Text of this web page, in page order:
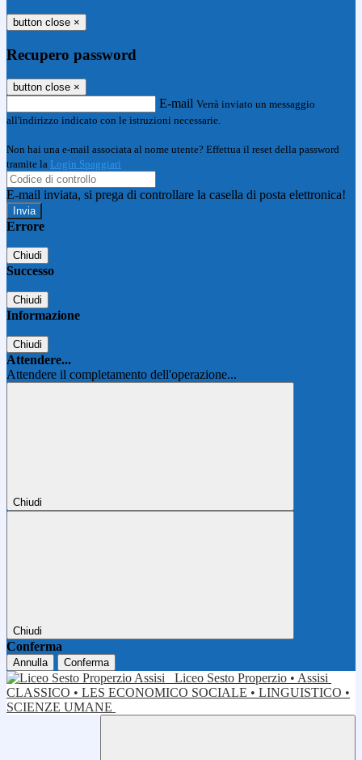
button close ×
Recupero password
button close ×
E-mail Verrà inviato un messaggio
all'indirizzo indicato con le istruzioni necessarie.
Non hai una e-mail associata al nome utente? Effettua il reset della password
tramite la Login Spaggiari
E-mail inviata, si prega di controllare la casella di posta elettronica!
Errore
Chiudi
Successo
Chiudi
Informazione
Chiudi
Attendere...
Attendere il completamento dell'operazione...
Chiudi
Chiudi
Conferma
Annulla Conferma
Liceo Sesto Properzio • Assisi
CLASSICO • LES ECONOMICO SOCIALE • LINGUISTICO •
SCIENZE UMANE